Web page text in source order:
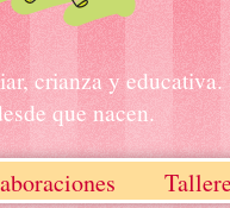
crianza y
que nacen.